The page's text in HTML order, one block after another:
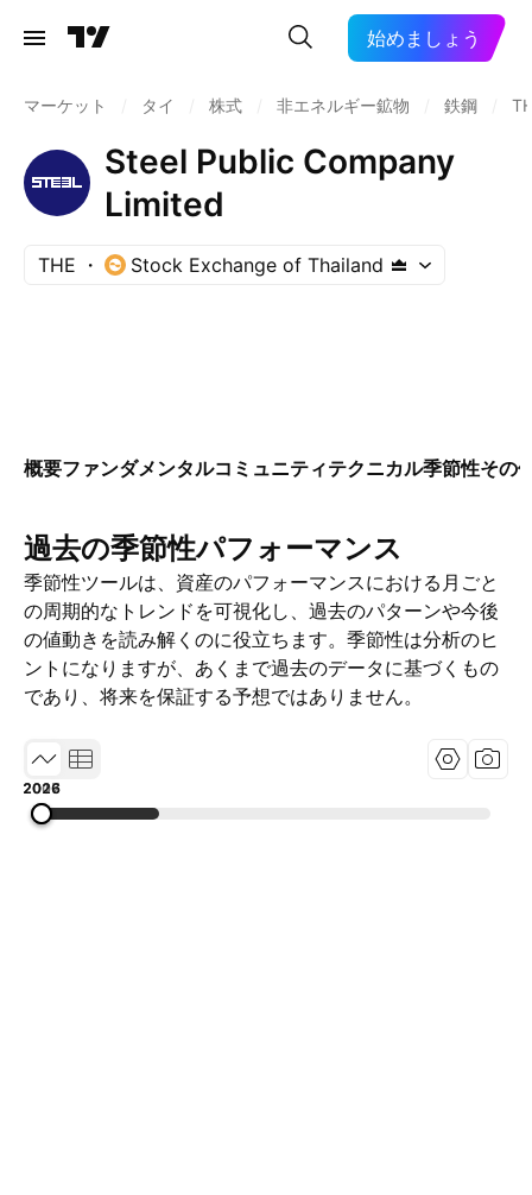
始めましょう
マーケット タイ 株式 非エネルギー鉱物 鉄鋼
Steel Public Company
Limited
THE Stock Exchange of Thailand
概要ファンダメンタルコミュニティテクニカル季節性その
過去の季節性パフォーマンス
季節性ツールは、資産のパフォーマンスにおける月ごと
の周期的なトレンドを可視化し、過去のパターンや今後
の値動きを読み解くのに役立ちます。季節性は分析のヒ
ントになりますが、あくまで過去のデータに基づくもの
であり、将来を保証する予想ではありません。
2007
2016
2026